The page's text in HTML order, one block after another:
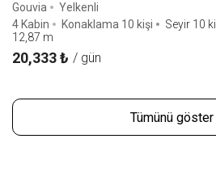
Gouvia
Yelkenli
4 Kabin
Konaklama 10 kişi Seyir 10
12,87 m
20,333 ₺ / gün
Tümünü göster